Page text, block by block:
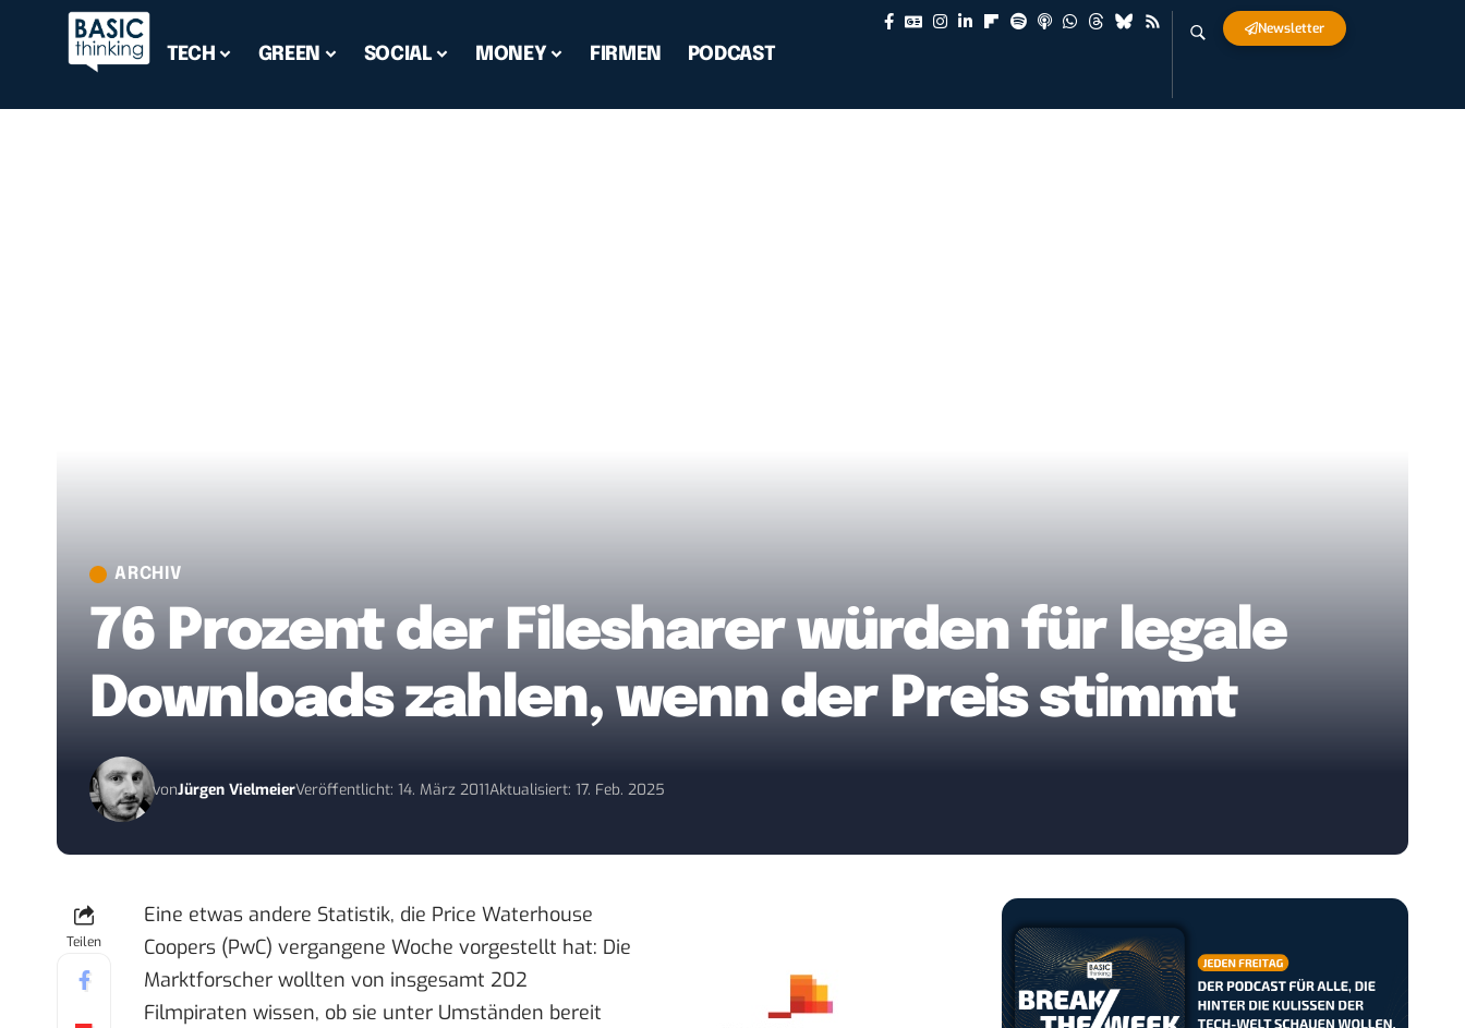
TECH GREEN SOCIAL MONEY FIRMEN PODCAST
Newsletter
ARCHIV
76 Prozent der Filesharer würden für legale
Downloads zahlen, wenn der Preis stimmt
vonJürgen VielmeierVeröffentlicht: 14. März 2011Aktualisiert: 17. Feb. 2025
Teilen
Eine etwas andere Statistik, die Price Waterhouse
Coopers (PwC) vergangene Woche vorgestellt hat: Die
Marktforscher wollten von insgesamt 202
Filmpiraten wissen, ob sie unter Umständen bereit